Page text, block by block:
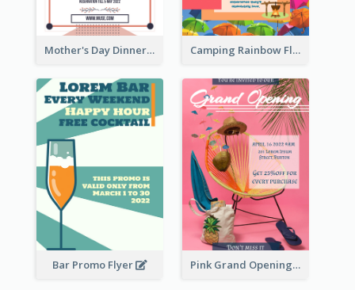
Mother's Day Dinner Promotion Flyer Camping Rainbow Flyer
Bar Promo Flyer Pink Grand Opening Flyer